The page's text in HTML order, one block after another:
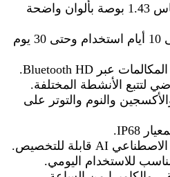
مقاس 1.43 بوصة بألوان واضحة
بطارية قوية تدوم حتى 10 أيام استخدام وحتى 30 يوم
عبر
.
والنوم والتوتر على
الاصطناعي
قابلة للتخصيص.
للاستخدام اليومي.